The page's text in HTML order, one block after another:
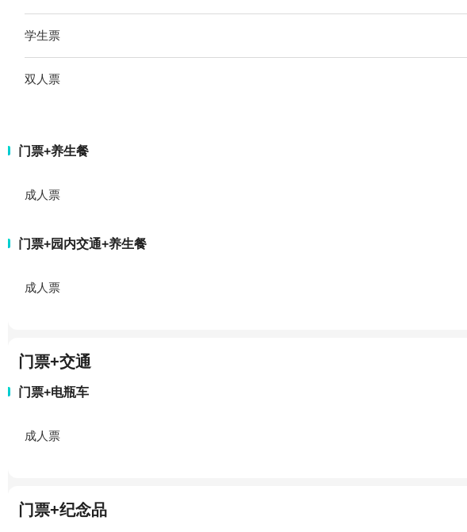
学生票
双人票
门票+养生餐
成人票
门票+园内交通+养生餐
成人票
门票+交通
门票+电瓶车
成人票
门票+纪念品